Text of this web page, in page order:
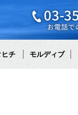
ヒチ モルディブ